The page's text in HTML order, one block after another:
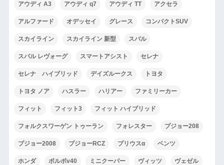
アウディ A3 アウディ q7 アウディ TT アクセラ
アルファード オデッセイ グレース コンパクトSUV
スカイライン スカイライン 新型 スバル
スバル レヴォーグ スマートアシスト セレナ
セレナ ハイブリッド デイズルークス トヨタ
トヨタ ノア ハスラー ハリアー ファミリーカー
フィット フィット3 フィット ハイブリッド
フォルクスワーゲン トゥーラン フォレスター プジョー208
プジョー2008 プジョーRCZ プリウスα ベンツ
ホンダ ボルボv40 ミニクーパー ヴィッツ ヴェゼル